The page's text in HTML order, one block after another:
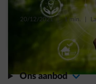
20/12/2021 1 min.
Is jouw groene
Ons aanbod